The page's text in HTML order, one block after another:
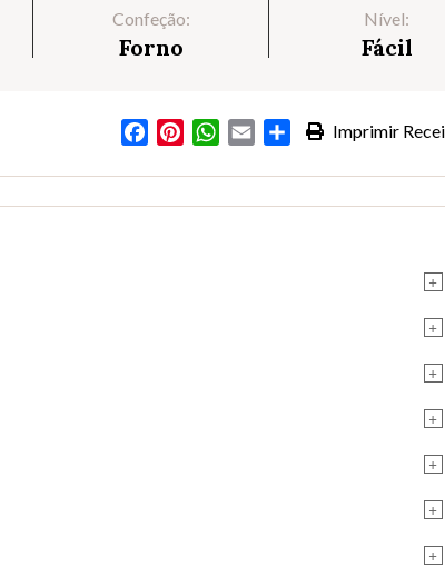
Confeção:
Forno
Nível:
Fácil
Imprimir
FacebookPinterestWhatsApp
Email Partilhar
+
+
+
+
+
+
+